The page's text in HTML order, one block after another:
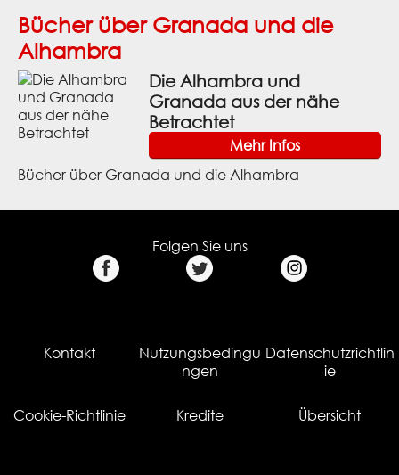
Bücher über Granada und die
Alhambra
Die Alhambra und
Granada aus der nähe
Betrachtet
Mehr Infos
Bücher über Granada und die Alhambra
Folgen Sie uns
Kontakt
Nutzungsbedingu
ngen
Datenschutzrichtlin
ie
Cookie-Richtlinie Kredite Übersicht